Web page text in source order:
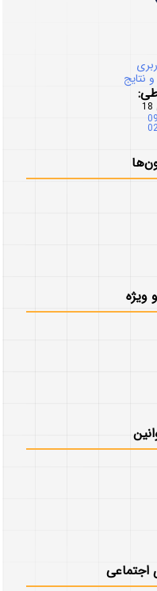
نتایج
ویژه
اجتماعی